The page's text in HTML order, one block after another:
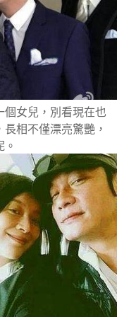
個女兒，別看現在也
相不僅漂亮驚艷，